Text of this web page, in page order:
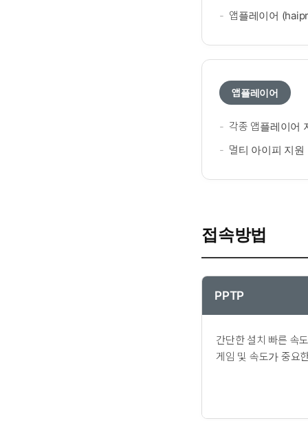
앱플레이어
앱플레이어
각종 앱플레이어
멀티 아이피 지원
접속방법
PPTP
간단한 설치 빠른 속
게임 및 속도가 중요